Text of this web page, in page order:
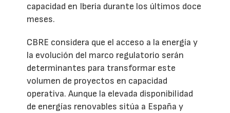
capacidad en Iberia durante los últimos doce
meses.
CBRE considera que el acceso a la energía y
la evolución del marco regulatorio serán
determinantes para transformar este
volumen de proyectos en capacidad
operativa. Aunque la elevada disponibilidad
de energías renovables sitúa a España y